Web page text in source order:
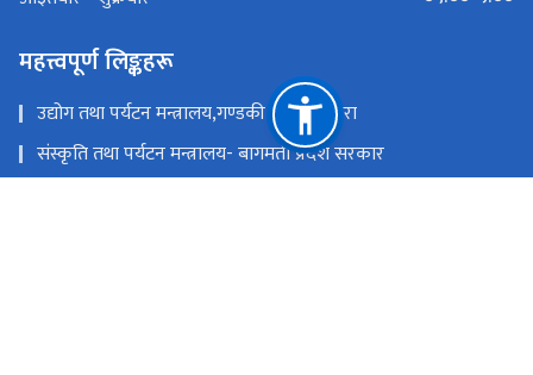
महत्त्वपूर्ण लिङ्कहरू
उद्योग तथा पर्यटन मन्त्रालय,गण्डकी प्रदेश ,पोखरा
संस्कृति तथा पर्यटन मन्त्रालय- बागमती प्रदेश सरकार